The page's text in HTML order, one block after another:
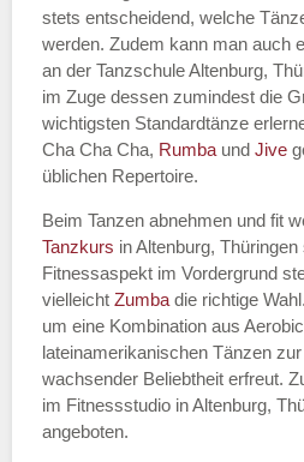
Name des Tanzkurs
Tanzart*
stets entscheidend, welche
werden. Zudem kann man auch
an der Tanzschule Altenburg,
im Zuge dessen zumindest die
wichtigsten Standardtänze
Cha Cha Cha, Rumba und Jive
üblichen Repertoire.
Beim Tanzen abnehmen und fit
Tanzkurs in Altenburg,
Fitnessaspekt im Vordergrund
vielleicht Zumba die richtige
um eine Kombination aus
lateinamerikanischen Tänzen
wachsender Beliebtheit erfreut.
im Fitnessstudio in Altenburg,
angeboten.